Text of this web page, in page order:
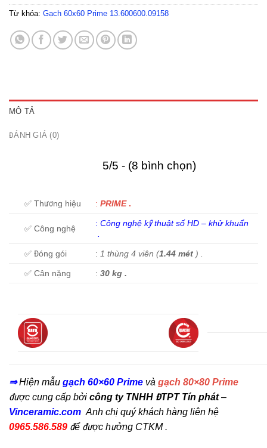
Từ khóa: Gạch 60x60 Prime 13.600600.09158
MÔ TẢ
ĐÁNH GIÁ (0)
5/5 - (8 bình chọn)
✅ Thương hiệu : PRIME.
✅ Công nghệ
: Công nghệ kỹ thuật số HD –khử khuẩn
✅ Đóng gói : 1 thùng 4 viên (1.44 mét ) .
✅ Cân nặng : 30 kg .
⇒Hiện mẫu gạch 60×60 Prime và gạch 80×80 Prime
được cung cấp bởi công ty TNHH ĐTPT Tín phát–
Vinceramic.com Anh chị quý khách hàng liên hệ
0965.586.589 để được hưởng CTKM .